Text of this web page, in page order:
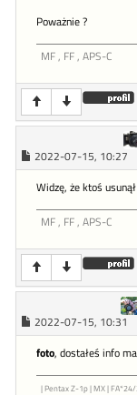
Poważnie ?
MF , FF , APS-C
2022-07-15, 10:27
Widzę, że ktoś
MF , FF , APS-C
2022-07-15, 10:31
foto, dostałeś info
| Pentax Z-1p | MX |